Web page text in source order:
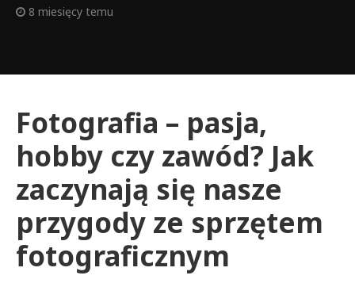
8 miesięcy temu
Fotografia – pasja,
hobby czy zawód? Jak
zaczynają się nasze
przygody ze sprzętem
fotograficznym